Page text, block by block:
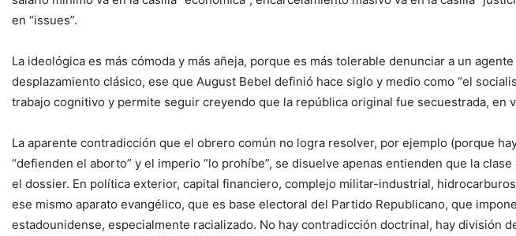
en “issues”.
La ideológica es más cómoda y más añeja, porque es más tolerable denunciar a un
desplazamiento clásico, ese que August Bebel definió hace siglo y medio como “el
trabajo cognitivo y permite seguir creyendo que la república original fue secuestrada,
La aparente contradicción que el obrero común no logra resolver, por ejemplo (porque
“defienden el aborto” y el imperio “lo prohíbe”, se disuelve apenas entienden que la
el dossier. En política exterior, capital financiero, complejo militar-industrial,
ese mismo aparato evangélico, que es base electoral del Partido Republicano, que
estadounidense, especialmente racializado. No hay contradicción doctrinal, hay